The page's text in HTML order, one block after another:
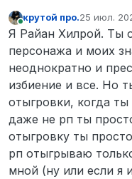
9https://
10 Да
7 незнаю
8 Меня
этого он
проехать
машину, и
машину, в
ним по рп,
оружие и
учесть,
рп начать
9https://
10 Да
В сети
крутой про.25 июл.
Я Райан Хилрой. Ты
персонажа и моих
неоднократно и
избиение и все. Но
отыгровки, когда
даже не рп ты
отыгровку ты
рп отыгрываю
мной (ну или если я